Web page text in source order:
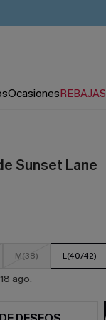
OcasionesREBAJAS
Sunset Lane
M(38) L(40/42)
ago.